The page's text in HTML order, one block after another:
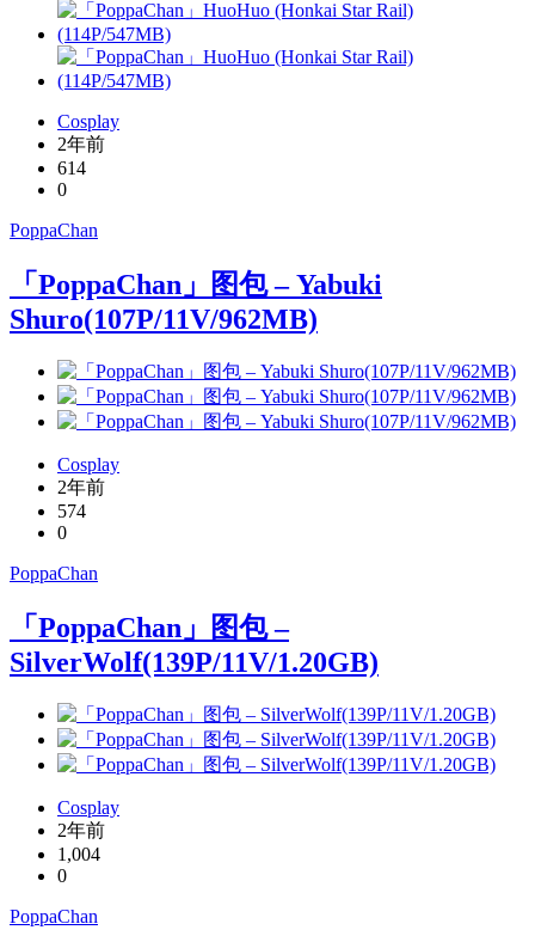
Cosplay
2年前
614
0
PoppaChan
「PoppaChan」图包 – Yabuki
Shuro(107P/11V/962MB)
Cosplay
2年前
574
0
PoppaChan
「PoppaChan」图包 –
SilverWolf(139P/11V/1.20GB)
Cosplay
2年前
1,004
0
PoppaChan